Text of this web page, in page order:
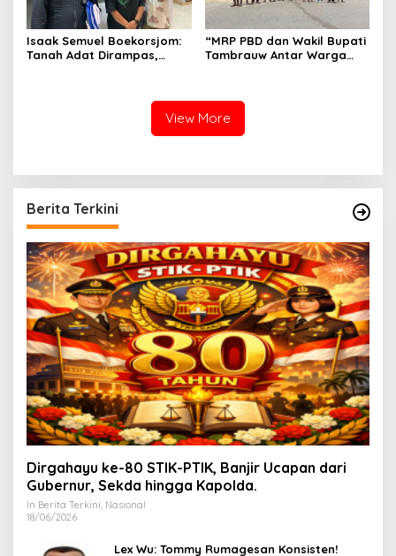
Isaak Semuel Boekorsjom:
Tanah Adat Dirampas,
“MRP PBD dan Wakil Bupati
Tambrauw Antar Warga
View More
Berita Terkini
Dirgahayu ke-80 STIK-PTIK, Banjir Ucapan dari
Gubernur, Sekda hingga Kapolda.
In Berita Terkini, Nasional
18/06/2026
Lex Wu: Tommy Rumagesan Konsisten!